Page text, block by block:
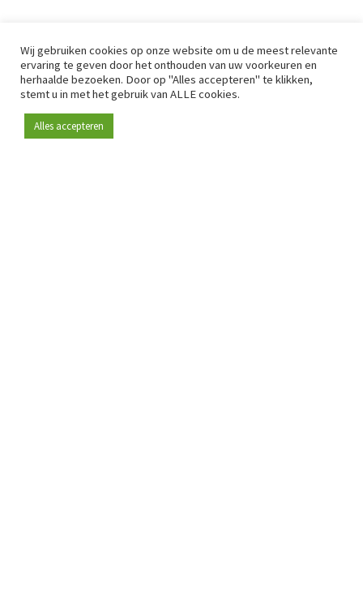
Wij gebruiken cookies op onze website om u de meest relevante
ervaring te geven door het onthouden van uw voorkeuren en
herhaalde bezoeken. Door op "Alles accepteren" te klikken,
stemt u in met het gebruik van ALLE cookies.
Alles accepteren